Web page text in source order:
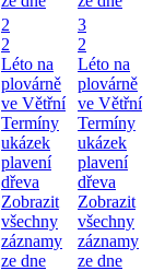
2
2
Léto na
plovárně
ve Větřní
Termíny
ukázek
plavení
dřeva
Zobrazit
všechny
záznamy
ze dne
3
2
Léto na
plovárně
ve Větřní
Termíny
ukázek
plavení
dřeva
Zobrazit
všechny
záznamy
ze dne